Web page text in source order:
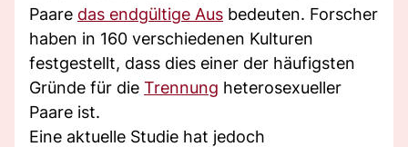
Paare das endgültige Aus bedeuten. Forscher
haben in 160 verschiedenen Kulturen
festgestellt, dass dies einer der häufigsten
Gründe für die Trennung heterosexueller
Paare ist.
Eine aktuelle Studie hat jedoch